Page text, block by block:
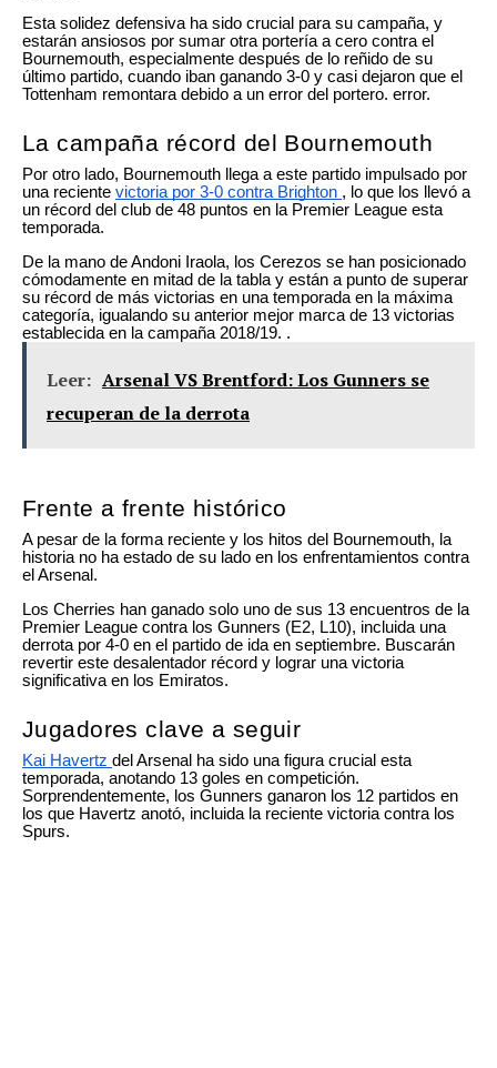
Esta solidez defensiva ha sido crucial para su campaña, y
estarán ansiosos por sumar otra portería a cero contra el
Bournemouth, especialmente después de lo reñido de su
último partido, cuando iban ganando 3-0 y casi dejaron que el
Tottenham remontara debido a un error del portero. error.
La campaña récord del Bournemouth
Por otro lado, Bournemouth llega a este partido impulsado por
una reciente victoria por 3-0 contra Brighton , lo que los llevó a
un récord del club de 48 puntos en la Premier League esta
temporada.
De la mano de Andoni Iraola, los Cerezos se han posicionado
cómodamente en mitad de la tabla y están a punto de superar
su récord de más victorias en una temporada en la máxima
categoría, igualando su anterior mejor marca de 13 victorias
establecida en la campaña 2018/19. .
Leer: Arsenal VS Brentford: Los Gunners se
recuperan de la derrota
Frente a frente histórico
A pesar de la forma reciente y los hitos del Bournemouth, la
historia no ha estado de su lado en los enfrentamientos contra
el Arsenal.
Los Cherries han ganado solo uno de sus 13 encuentros de la
Premier League contra los Gunners (E2, L10), incluida una
derrota por 4-0 en el partido de ida en septiembre. Buscarán
revertir este desalentador récord y lograr una victoria
significativa en los Emiratos.
Jugadores clave a seguir
Kai Havertz del Arsenal ha sido una figura crucial esta
temporada, anotando 13 goles en competición.
Sorprendentemente, los Gunners ganaron los 12 partidos en
los que Havertz anotó, incluida la reciente victoria contra los
Spurs.